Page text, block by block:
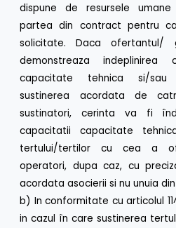
dispune de resursele
partea din contract pentru
solicitate. Daca ofertantul/
demonstreaza indeplinirea
capacitate tehnica si/sau
sustinerea acordata de
sustinatori, cerinta va fi
capacitatii capacitate
tertului/tertilor cu cea a
operatori, dupa caz, cu
acordata asocierii si nu unuia
b) In conformitate cu articolul
in cazul în care sustinerea